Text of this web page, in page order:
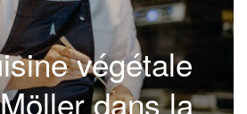
végétale
dans la